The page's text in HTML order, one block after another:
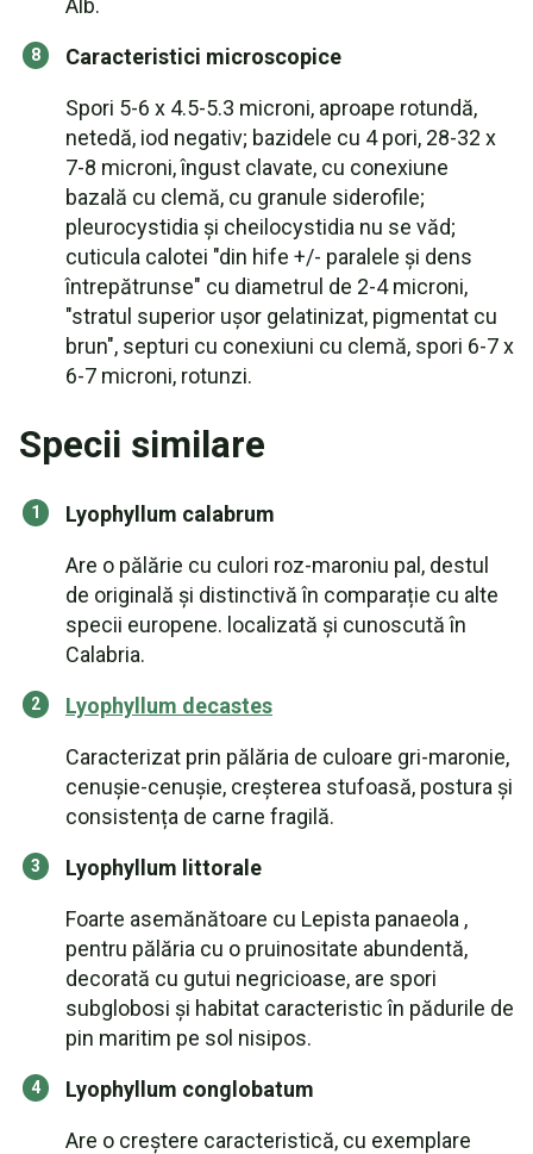
Alb.
Caracteristici microscopice
Spori 5-6 x 4.5-5.3 microni, aproape rotundă,
netedă, iod negativ; bazidele cu 4 pori, 28-32 x
7-8 microni, îngust clavate, cu conexiune
bazală cu clemă, cu granule siderofile;
pleurocystidia și cheilocystidia nu se văd;
cuticula calotei "din hife +/- paralele și dens
întrepătrunse" cu diametrul de 2-4 microni,
"stratul superior ușor gelatinizat, pigmentat cu
brun", septuri cu conexiuni cu clemă, spori 6-7 x
6-7 microni, rotunzi.
Specii similare
Lyophyllum calabrum
Are o pălărie cu culori roz-maroniu pal, destul
de originală și distinctivă în comparație cu alte
specii europene. localizată și cunoscută în
Calabria.
Lyophyllum decastes
Caracterizat prin pălăria de culoare gri-maronie,
cenușie-cenușie, creșterea stufoasă, postura și
consistența de carne fragilă.
Lyophyllum littorale
Foarte asemănătoare cu Lepista panaeola ,
pentru pălăria cu o pruinositate abundentă,
decorată cu gutui negricioase, are spori
subglobosi și habitat caracteristic în pădurile de
pin maritim pe sol nisipos.
Lyophyllum conglobatum
Are o creștere caracteristică, cu exemplare